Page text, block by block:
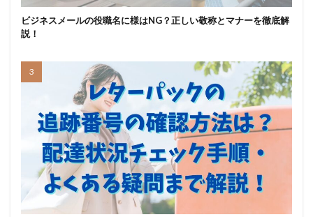
ビジネスメールの役職名に様はNG？正しい敬称とマナーを徹底解
説！